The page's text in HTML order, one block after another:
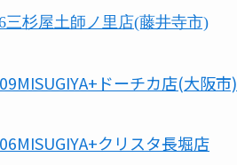
三杉屋土師ノ里店(藤井寺市)
ドーチカ店(大阪市)
クリスタ長堀店